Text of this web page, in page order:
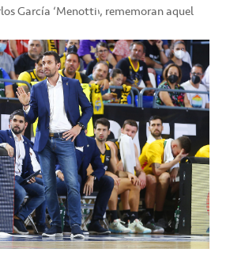
García ‘Menotti’, rememoran aquel